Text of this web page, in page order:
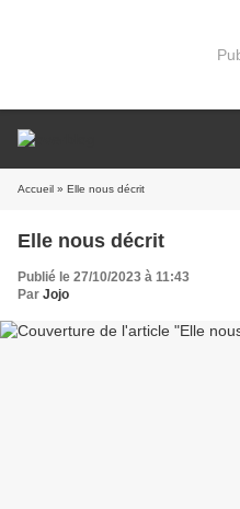
Accueil » Elle nous décrit
Elle nous décrit
Publié le 27/10/2023 à 11:43
Par Jojo